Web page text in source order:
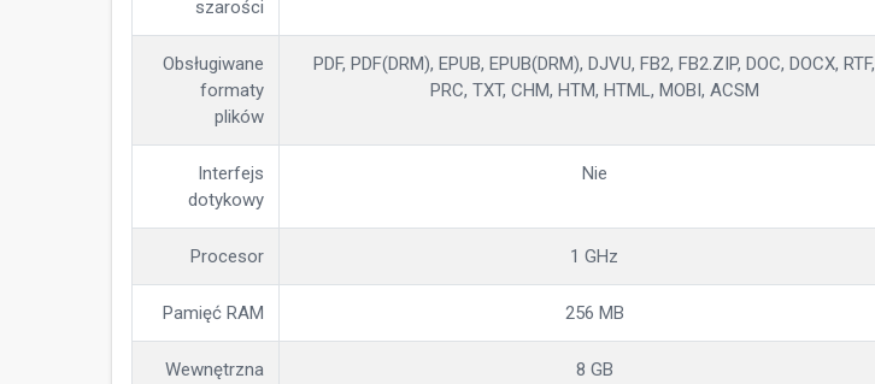
szarości
Obsługiwane
formaty
plików
PDF, PDF(DRM), EPUB, EPUB(DRM), DJVU, FB2, FB2.ZIP, DOC, DOCX, RTF,
PRC, TXT, CHM, HTM, HTML, MOBI, ACSM
Interfejs
dotykowy
Nie
Procesor 1 GHz
Pamięć RAM 256 MB
Wewnętrzna
8 GB